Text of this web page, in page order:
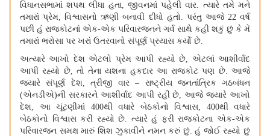
વિધાનસભામાં શપથ લીધા હતા, જીવનમાં પહેલી વાર. ત્યારે તમે મને
તમારાં પ્રેમ, વિશ્વાસનો ઋણી બનાવી દીધો હતો. પરંતુ આજે 22 વર્ષ
પછી હું રાજકોટનાં એક-એક પરિવારજનને ગર્વ સાથે કહી શકું છું કે મેં
તમારાં ભરોસા પર ખરાં ઉતરવાનો સંપૂર્ણ પ્રયાસ કર્યો છે.
અત્યારે આખો દેશ એટલો પ્રેમ આપી રહ્યો છે, એટલાં આશીર્વાદ
આપી રહ્યો છે, તો તેના યશના હકદાર આ રાજકોટ પણ છે. આજે
જ્યારે સંપૂર્ણ દેશ, ત્રીજી વાર – રાષ્ટ્રીય જનતાંત્રિક ગઠબંધન
(એનડીએ)ની સરકારને આશીર્વાદ આપી રહી છે, આજે જ્યારે આખો
દેશ, આ ચૂંટણીમાં 400થી વધારે બેઠકોનો વિશ્વાસ, 400થી વધારે
બેઠકોનો વિશ્વાસ કરી રહ્યો છે. ત્યારે હું ફરી રાજકોટના એક-એક
પરિવારજન સમક્ષ મારું શિશ ઝુકાવીને નમન કરું છું. હું જોઈ રહ્યો છું